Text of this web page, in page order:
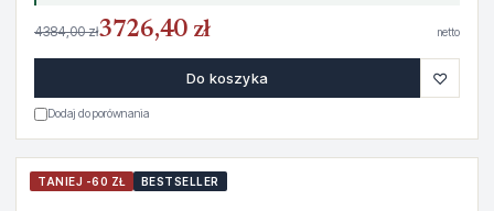
4384,00 zł3726,40 zł netto
Do koszyka ♡
Dodaj do porównania
TANIEJ -60 ZŁ BESTSELLER